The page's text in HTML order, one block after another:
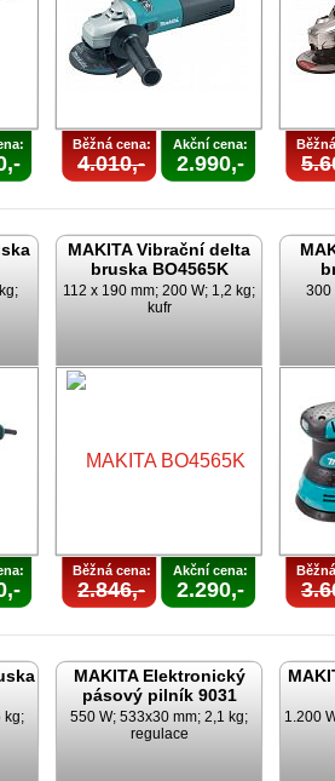
Běžná cena:
4.010,-
Akční cena:
2.990,-
MAKITA Vibrační delta
bruska BO4565K
112 x 190 mm; 200 W; 1,2 kg;
kufr
Běžná cena:
2.846,-
Akční cena:
2.290,-
300
kg;
MAKITA Elektronický
pásový pilník 9031
550 W; 533x30 mm; 2,1 kg;
regulace
1.200